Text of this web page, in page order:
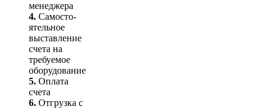
мене­джера
4. Само­сто­-
ятель­ное
выставление
счета на
требуемое
оборудование
5. Оплата
счета
6. Отгрузка с